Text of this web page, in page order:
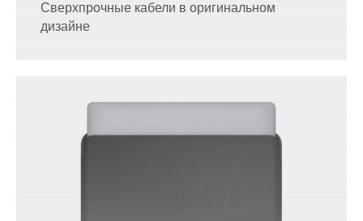
Сверхпрочные кабели в оригинальном
дизайне